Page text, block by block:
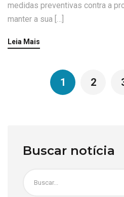
medidas preventivas contra a
manter a sua […]
Leia Mais
1 2
Buscar notícia